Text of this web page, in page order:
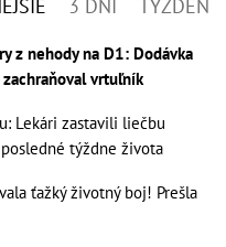
3 DNI TÝŽDEŇ
z nehody na D1: Dodávka
vrtuľník
Lekári zastavili liečbu
týždne života
ťažký životný boj! Prešla